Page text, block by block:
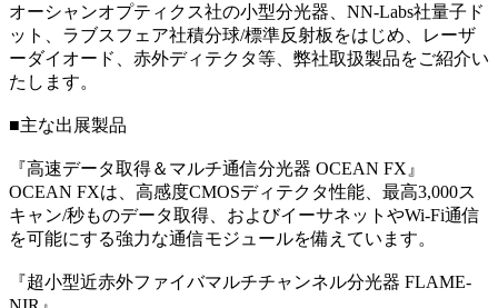
オーシャンオプティクス社の小型分光器、NN-Labs社量子ド
ット、ラブスフェア社積分球/標準反射板をはじめ、レーザ
ーダイオード、赤外ディテクタ等、弊社取扱製品をご紹介い
たします。
■主な出展製品
『高速データ取得＆マルチ通信分光器 OCEAN FX』
OCEAN FXは、高感度CMOSディテクタ性能、最高3,000ス
キャン/秒ものデータ取得、およびイーサネットやWi-Fi通信
を可能にする強力な通信モジュールを備えています。
『超小型近赤外ファイバマルチチャンネル分光器 FLAME-